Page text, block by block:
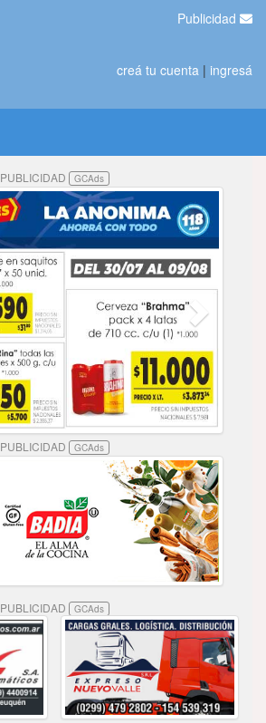
Publicidad
creá tu cuenta | ingresá
PUBLICIDAD GCAds
PUBLICIDAD GCAds
PUBLICIDAD GCAds